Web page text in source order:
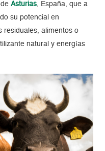
deAsturias, España, que a
su potencial en
residuales, alimentos o
natural y energías